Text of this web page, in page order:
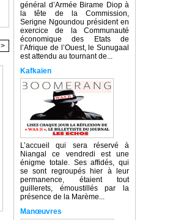
>
général d’Armée Birame Diop à
la tête de la Commission,
Serigne Ngoundou président en
exercice de la Communauté
économique des Etats de
l’Afrique de l’Ouest, le Sunugaal
est attendu au tournant de...
Kafkaïen
L’accueil qui sera réservé à
Niangal ce vendredi est une
énigme totale. Ses affidés, qui
se sont regroupés hier à leur
permanence, étaient tout
guillerets, émoustillés par la
présence de la Marème...
Manœuvres